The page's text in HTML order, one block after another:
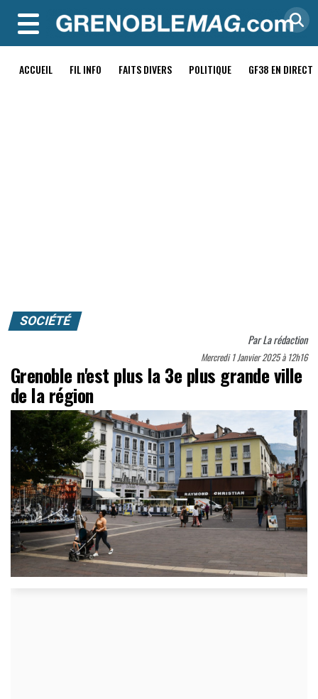
MENU
ACCUEIL FIL INFO FAITS DIVERS POLITIQUE GF38 EN DIRECT
SOCIÉTÉ
ParLa rédaction
Mercredi 1 Janvier 2025 à 12h16
Grenoble n'est plus la 3e plus grande ville
de la région